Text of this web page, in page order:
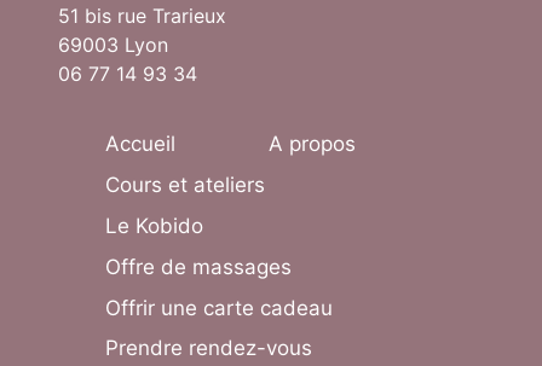
51 bis rue Trarieux
69003 Lyon
06 77 14 93 34
Accueil
A propos
Cours et ateliers
Le Kobido
Offre de massages
Offrir une carte cadeau
Prendre rendez-vous